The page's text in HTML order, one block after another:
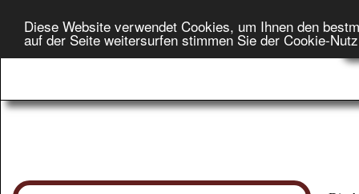
Diese Website verwendet Cookies, um Ihnen den
auf der Seite weitersurfen stimmen Sie der Cookie-